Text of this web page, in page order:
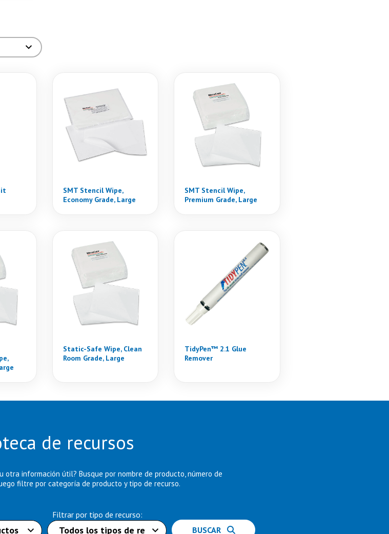
SMT Stencil Wipe,
Economy Grade, Large
SMT Stencil Wipe,
Premium Grade, Large
Static-Safe Wipe, Clean
Room Grade, Large
TidyPen™ 2.1 Glue
Remover
de recursos
otra información útil? Busque por nombre de producto, número de
filtre por categoría de producto y tipo de recurso.
Filtrar por tipo de recurso: